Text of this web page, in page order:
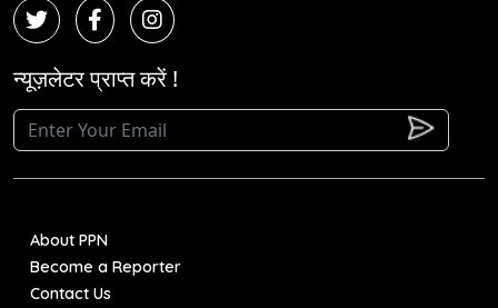
न्यूज़लेटर प्राप्त करें !
About PPN
Become a Reporter
Contact Us